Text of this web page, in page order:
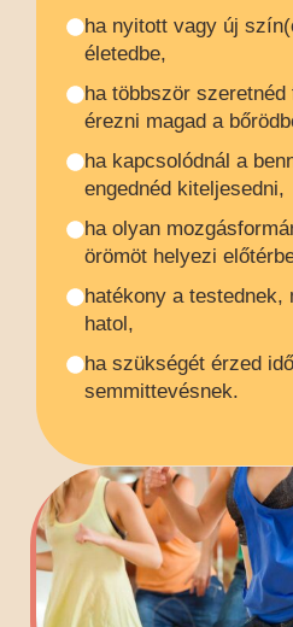
ha nyitott vagy új
életedbe,
ha többször
érezni magad a
ha kapcsolódnál a
engednéd kiteljesedni,
ha olyan
örömöt helyezi
hatékony a testednek,
hatol,
ha szükségét érzed
semmittevésnek.